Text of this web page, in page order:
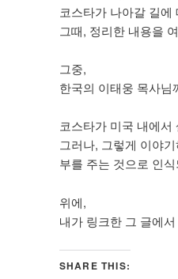
코스타가 나아갈 길
그때, 정리한 내용을
그중,
한국의 이태웅 목사
코스타가 미국 내에서
그러나, 그렇게 이야
부를 주는 것으로 인
위에,
내가 링크한 그 글에
SHARE THIS: